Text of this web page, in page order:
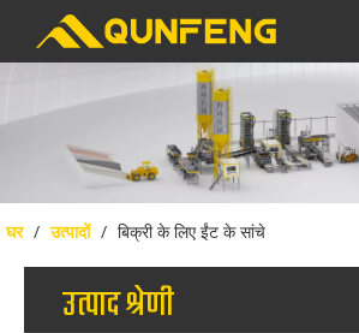
घर / उत्पादों / बिक्री के लिए ईंट के सांचे
उत्पाद श्रेणी